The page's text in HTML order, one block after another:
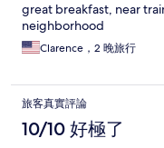
great breakfast, near
neighborhood
Clarence，2 晚旅行
旅客真實評論
10/10 好極了